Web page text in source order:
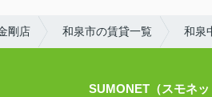
剛店 和泉市の賃貸一覧 和泉
SUMONET（スモネ